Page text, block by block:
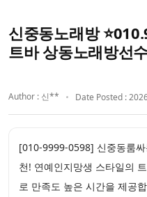
신중동노래방
트바 상동노래방선
Author : 신** Date Posted :
[010-9999-0598] 신중동룸
천! 연예인지망생 스타일의
로 만족도 높은 시간을 제공